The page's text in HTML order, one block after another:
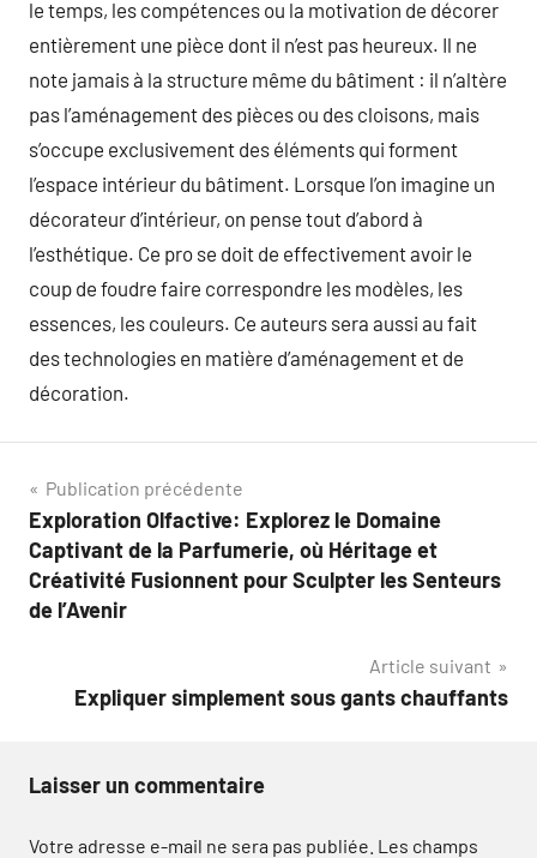
le temps, les compétences ou la motivation de décorer
entièrement une pièce dont il n’est pas heureux. Il ne
note jamais à la structure même du bâtiment : il n’altère
pas l’aménagement des pièces ou des cloisons, mais
s’occupe exclusivement des éléments qui forment
l’espace intérieur du bâtiment. Lorsque l’on imagine un
décorateur d’intérieur, on pense tout d’abord à
l’esthétique. Ce pro se doit de effectivement avoir le
coup de foudre faire correspondre les modèles, les
essences, les couleurs. Ce auteurs sera aussi au fait
des technologies en matière d’aménagement et de
décoration.
Navigation
de
l’article
Publication précédente
Exploration Olfactive: Explorez le Domaine
Captivant de la Parfumerie, où Héritage et
Créativité Fusionnent pour Sculpter les Senteurs
de l’Avenir
Article suivant
Expliquer simplement sous gants chauffants
Laisser un commentaire
Votre adresse e-mail ne sera pas publiée. Les champs